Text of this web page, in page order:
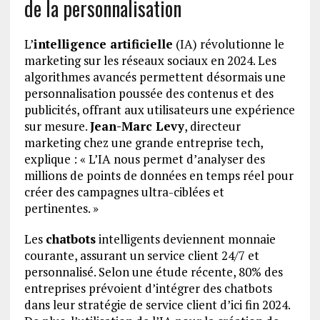
de la personnalisation
L’intelligence artificielle (IA) révolutionne le
marketing sur les réseaux sociaux en 2024. Les
algorithmes avancés permettent désormais une
personnalisation poussée des contenus et des
publicités, offrant aux utilisateurs une expérience
sur mesure.Jean-Marc Levy, directeur
marketing chez une grande entreprise tech,
explique : « L’IA nous permet d’analyser des
millions de points de données en temps réel pour
créer des campagnes ultra-ciblées et
pertinentes. »
Les chatbotsintelligents deviennent monnaie
courante, assurant un service client 24/7 et
personnalisé. Selon une étude récente, 80% des
entreprises prévoient d’intégrer des chatbots
dans leur stratégie de service client d’ici fin 2024.